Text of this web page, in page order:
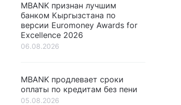
MBANK признан лучшим
банком Кыргызстана по
версии Euromoney Awards for
Excellence 2026
06.08.2026
MBANK продлевает сроки
оплаты по кредитам без пени
05.08.2026